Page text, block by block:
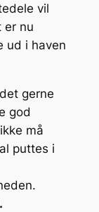
vil
er nu
ud i haven
gerne
god
må
puttes i